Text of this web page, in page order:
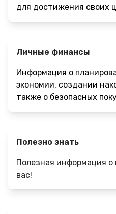
для достижения своих
Личные финансы
Информация о
экономии, создании
также о безопасных
Полезно знать
Полезная информация о
вас!